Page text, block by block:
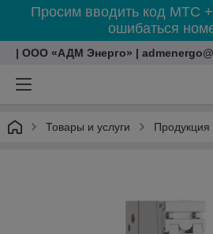
Просим вводить код МТС
ошибаться
| ООО «АДМ Энерго» |
Товары и услуги Продукция